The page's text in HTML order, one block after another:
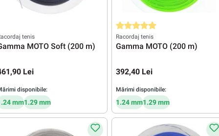
tenis
MOTO Soft (200 m)
Lei
disponibile:
mm1.29 mm
Evaluarea medie de 5 din 5 stele
Racordaj tenis
Gamma MOTO (200 m)
392,40 Lei
Mărimi disponibile:
1.24 mm1.29 mm